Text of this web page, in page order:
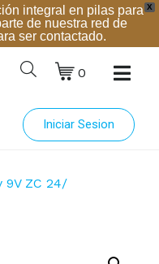
X
integral en pilas para
de nuestra red de
ser contactado.
0
Iniciar Sesion
9V ZC 24/